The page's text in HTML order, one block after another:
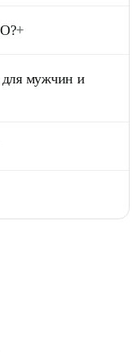
и по
на
передвижение на
+
физические
гибкость и др.).
мужчин и
бег 3000 м
таблицы для
№ 117,
2027 г.. Перед